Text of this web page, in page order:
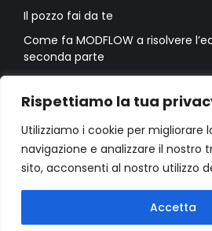
Rispettiamo la tua
Utilizziamo i cookie per migliorare
navigazione e analizzare il nostro
sito, acconsenti al nostro utilizzo
Accetta
Il pozzo fai da te
Come fa MODFLOW a risolvere
seconda parte
prima parte